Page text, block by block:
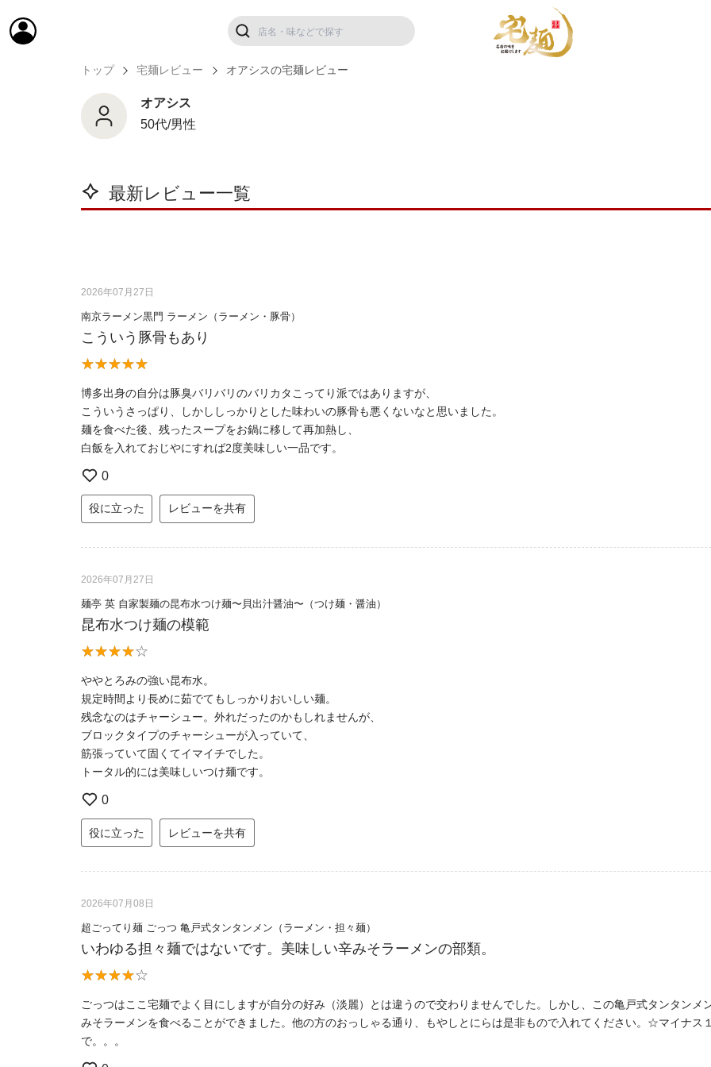
トップ 宅麺レビュー オアシスの宅麺レビュー
オアシス
50代/男性
最新レビュー一覧
2026年07月27日
南京ラーメン黒門 ラーメン（ラーメン・豚骨）
こういう豚骨もあり
博多出身の自分は豚臭バリバリのバリカタこってり派ではありますが、
こういうさっぱり、しかししっかりとした味わいの豚骨も悪くないなと思いました。
麺を食べた後、残ったスープをお鍋に移して再加熱し、
白飯を入れておじやにすれば2度美味しい一品です。
0
役に立った レビューを共有
2026年07月27日
麺亭 英 自家製麺の昆布水つけ麺〜貝出汁醤油〜（つけ麺・醤油）
昆布水つけ麺の模範
ややとろみの強い昆布水。
規定時間より長めに茹でてもしっかりおいしい麺。
残念なのはチャーシュー。外れだったのかもしれませんが、
ブロックタイプのチャーシューが入っていて、
筋張っていて固くてイマイチでした。
トータル的には美味しいつけ麺です。
0
役に立った レビューを共有
2026年07月08日
超ごってり麺 ごっつ 亀戸式タンタンメン（ラーメン・担々麺）
いわゆる担々麺ではないです。美味しい辛みそラーメンの部類。
ごっつはここ宅麺でよく目にしますが自分の好み（淡麗）とは違うので交わりませんでした。しかし、この亀戸式タンタン
みそラーメンを食べることができました。他の方のおっしゃる通り、もやしとにらは是非もので入れてください。☆マイナス
で。。。